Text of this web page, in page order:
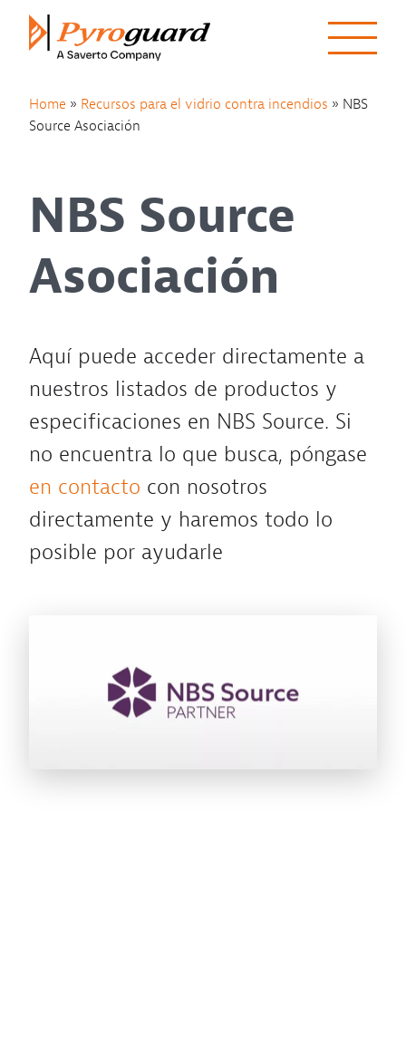
Skip to content
Home » Recursos para el vidrio contra incendios » NBS
Source Asociación
NBS Source
Asociación
Aquí puede acceder directamente a
nuestros listados de productos y
especificaciones en NBS Source. Si
no encuentra lo que busca, póngase
en contacto con nosotros
directamente y haremos todo lo
posible por ayudarle